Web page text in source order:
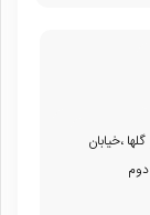
،خیابان